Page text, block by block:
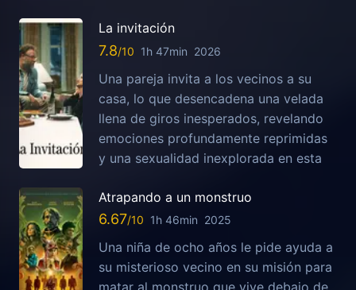
La invitación
7.8 1h 47min 2026
Una pareja invita a los vecinos a su
casa, lo que desencadena una velada
llena de giros inesperados, revelando
emociones profundamente reprimidas
y una sexualidad inexplorada en esta
Atrapando a un monstruo
6.67 1h 46min 2025
Una niña de ocho años le pide ayuda a
su misterioso vecino en su misión para